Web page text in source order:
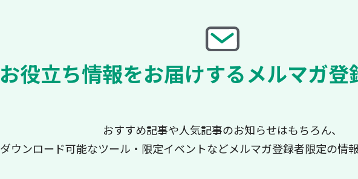
お役立ち情報をお届けするメルマガ登
おすすめ記事や人気記事のお知らせはもちろん、
ダウンロード可能なツール・限定イベントなどメルマガ登録者限定の情